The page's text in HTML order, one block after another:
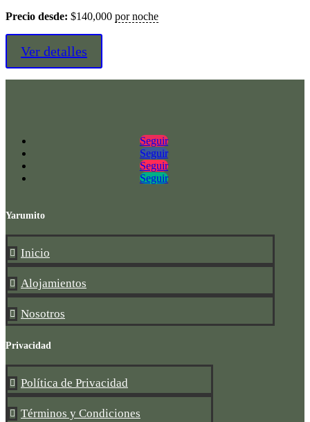
Precio desde: $140,000 por noche
Ver detalles
Seguir
Seguir
Seguir
Seguir
Yarumito
 Inicio
 Alojamientos
 Nosotros
Privacidad
 Política de Privacidad
 Términos y Condiciones